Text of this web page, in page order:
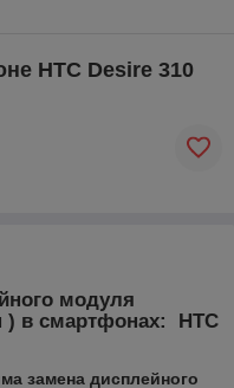
HTC Desire 310
модуля
) в смартфонах:
HTC
замена дисплейного